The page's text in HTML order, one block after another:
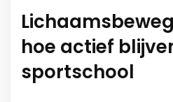
hoe actief
sportschool